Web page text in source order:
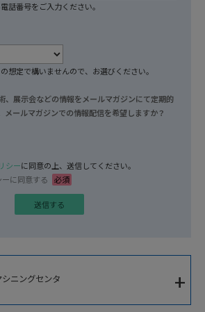
話番号をご入力ください。
想定で構いませんので、お選びください。
、展示会などの情報をメールマガジンにて定期的
メールマガジンでの情報配信を希望しますか？
シーに同意の上、送信してください。
に同意する
必須
ニングセンタ +